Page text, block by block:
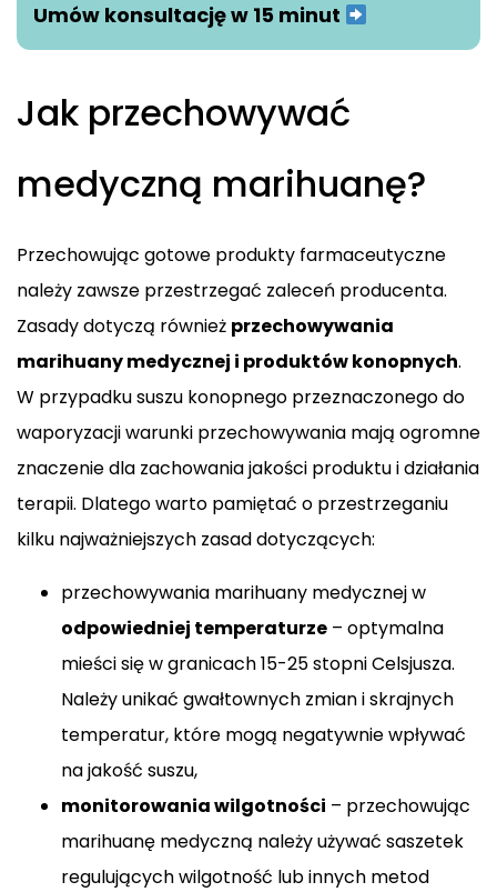
Umów konsultację w 15 minut
Jak przechowywać
medyczną marihuanę?
Przechowując gotowe produkty farmaceutyczne
należy zawsze przestrzegać zaleceń producenta.
Zasady dotyczą również przechowywania
marihuany medycznej i produktów konopnych.
W przypadku suszu konopnego przeznaczonego do
waporyzacji warunki przechowywania mają ogromne
znaczenie dla zachowania jakości produktu i działania
terapii. Dlatego warto pamiętać o przestrzeganiu
kilku najważniejszych zasad dotyczących:
przechowywania marihuany medycznej w
odpowiedniej temperaturze – optymalna
mieści się w granicach 15-25 stopni Celsjusza.
Należy unikać gwałtownych zmian i skrajnych
temperatur, które mogą negatywnie wpływać
na jakość suszu,
monitorowania wilgotności – przechowując
marihuanę medyczną należy używać saszetek
regulujących wilgotność lub innych metod